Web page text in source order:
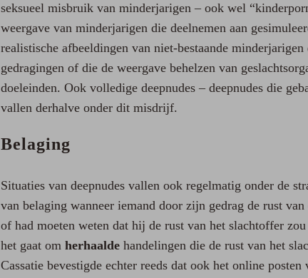
seksueel misbruik van minderjarigen – ook wel
weergave van minderjarigen die deelnemen aan
realistische afbeeldingen van niet-bestaande
gedragingen of die de weergave behelzen van
doeleinden. Ook volledige deepnudes – deepnudes die
vallen derhalve onder dit misdrijf.
Belaging
Situaties van deepnudes vallen ook regelmatig onder de
van belaging wanneer iemand door zijn gedrag de rust
of had moeten weten dat hij de rust van het slachtoffer
het gaat om herhaalde handelingen die de rust van het
Cassatie bevestigde echter reeds dat ook het online